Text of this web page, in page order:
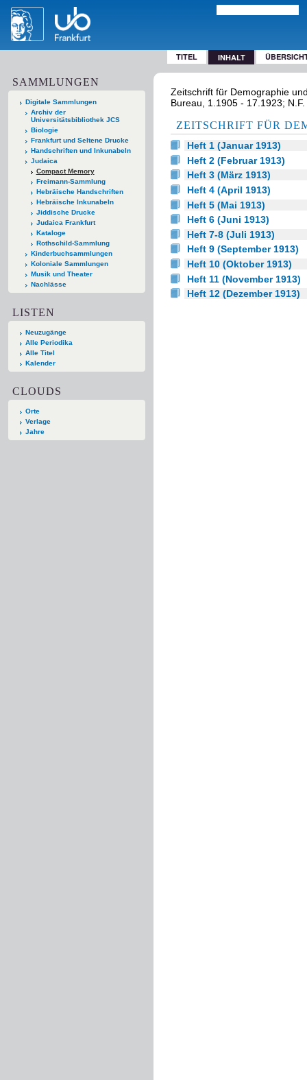
TITEL INHALT
SAMMLUNGEN
Digitale Sammlungen
Archiv der
Universitätsbibliothek JCS
Biologie
Frankfurt und Seltene Drucke
Handschriften und Inkunabeln
Judaica
Compact Memory
Freimann-Sammlung
Hebräische Handschriften
Hebräische Inkunabeln
Jiddische Drucke
Judaica Frankfurt
Kataloge
Rothschild-Sammlung
Kinderbuchsammlungen
Koloniale Sammlungen
Musik und Theater
Nachlässe
LISTEN
Neuzugänge
Alle Periodika
Alle Titel
Kalender
CLOUDS
Orte
Verlage
Jahre
Zeitschrift für Demographie
Bureau, 1.1905 - 17.1923;
ZEITSCHRIFT FÜR
Heft 1 (Januar 1913)
Heft 2 (Februar 1913)
Heft 3 (März 1913)
Heft 4 (April 1913)
Heft 5 (Mai 1913)
Heft 6 (Juni 1913)
Heft 7-8 (Juli 1913)
Heft 9 (September 1913)
Heft 10 (Oktober 1913)
Heft 11 (November 1913)
Heft 12 (Dezember 1913)